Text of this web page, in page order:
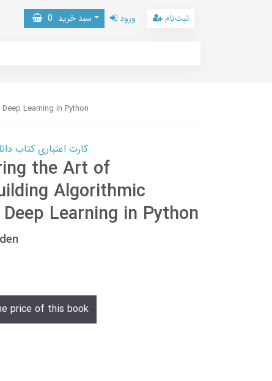
سبد خرید 0 ورود ثبت‌نام
Learning in Python
کارت اعتباری کتاب دانلود با 10,000,000 اعتبار دانلود
the Art of
Algorithmic
Learning in Python
price of this book